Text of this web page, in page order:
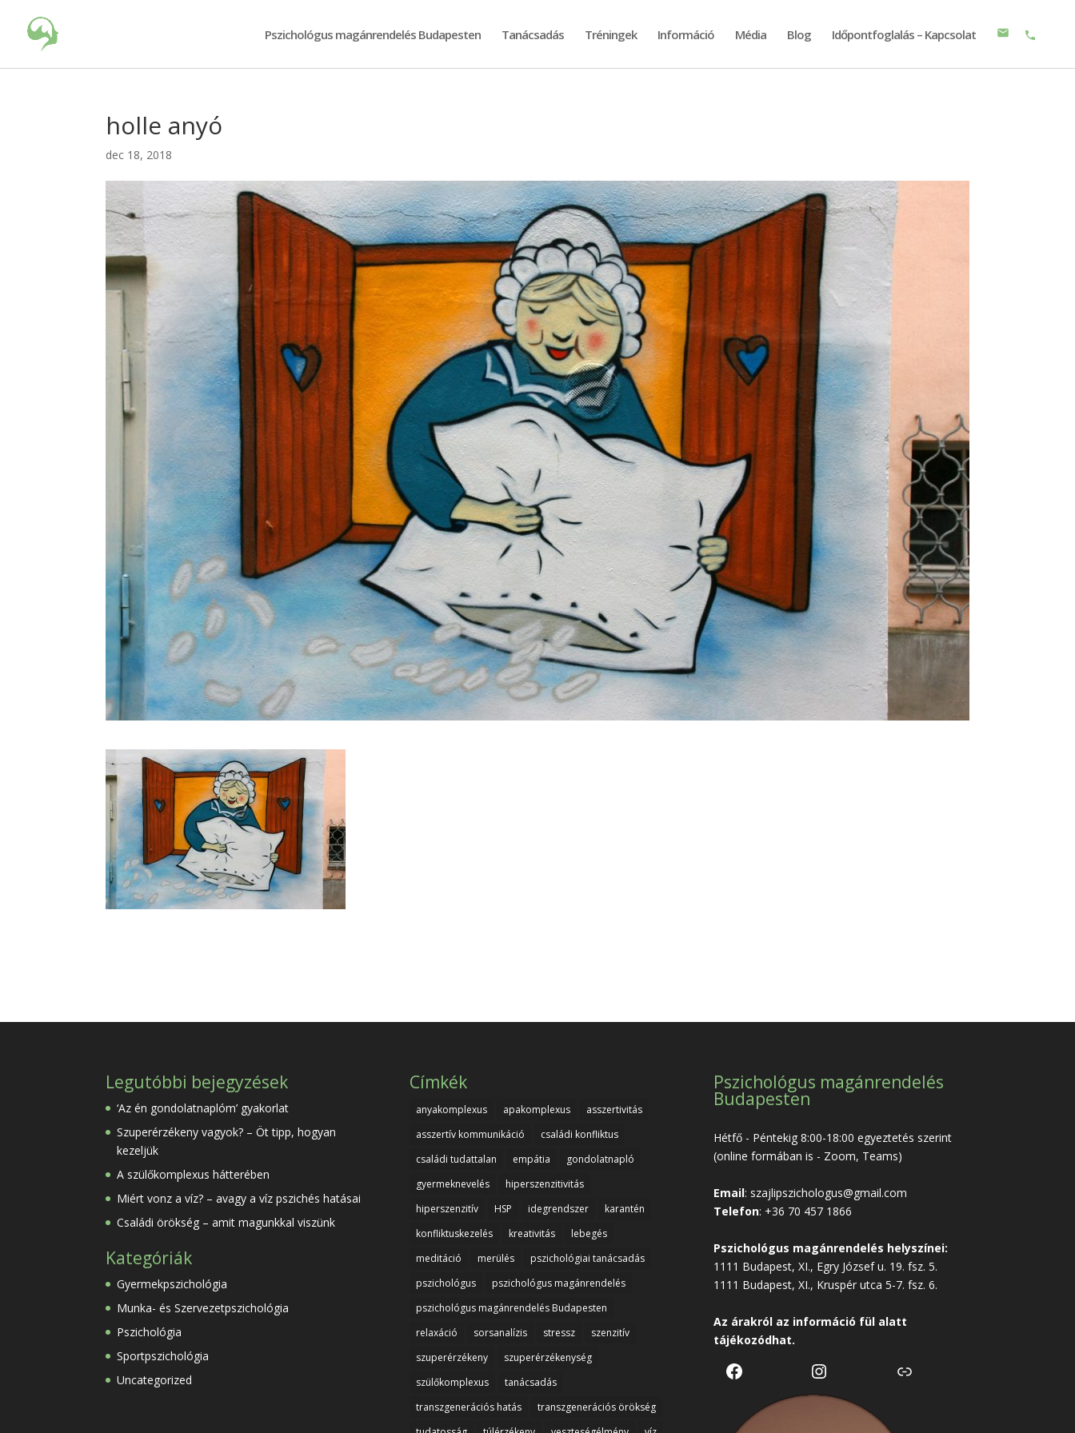
Pszichológus magánrendelés Budapesten Tanácsadás Tréningek Információ Média Blog Időpontfoglalás – Kapcsolat
holle anyó
dec 18, 2018
Legutóbbi bejegyzések
‘Az én gondolatnaplóm’ gyakorlat
Szuperérzékeny vagyok? – Öt tipp, hogyan
kezeljük
A szülőkomplexus hátterében
Miért vonz a víz? – avagy a víz pszichés hatásai
Családi örökség – amit magunkkal viszünk
Kategóriák
Gyermekpszichológia
Munka- és Szervezetpszichológia
Pszichológia
Sportpszichológia
Uncategorized
Címkék
anyakomplexus apakomplexus
asszertivitás
asszertív kommunikáció
családi konfliktus
családi tudattalan
empátia
gondolatnapló
gyermeknevelés
hiperszenzitivitás
hiperszenzitív
HSP idegrendszer
karantén
konfliktuskezelés
kreativitás
lebegés
meditáció
merülés
pszichológiai tanácsadás
pszichológus
pszichológus magánrendelés
pszichológus magánrendelés Budapesten
relaxáció
sorsanalízis stressz
szenzitív
szuperérzékeny
szuperérzékenység
szülőkomplexus
tanácsadás
transzgenerációs hatás
transzgenerációs örökség
Pszichológus magánrendelés
Budapesten
Hétfő - Péntekig 8:00-18:00 egyeztetés szerint
(online formában is - Zoom, Teams)
Email: szajlipszichologus@gmail.com
Telefon: +36 70 457 1866
Pszichológus magánrendelés helyszínei:
1111 Budapest, XI., Egry József u. 19. fsz. 5.
1111 Budapest, XI., Kruspér utca 5-7. fsz. 6.
Az árakról az információ fül alatt
tájékozódhat.
Facebook InstagramLink